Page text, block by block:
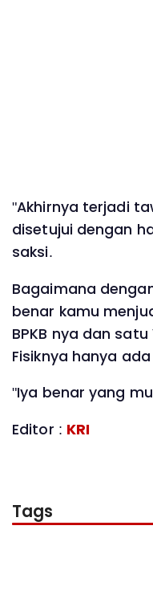
"Akhirnya terjadi
disetujui dengan
saksi.
Bagaimana
benar kamu
BPKB nya dan
Fisiknya hanya
"Iya benar yang
Editor : KRI
Tags